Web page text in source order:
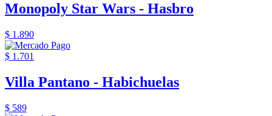
Monopoly Star Wars - Hasbro
$ 1.890
$ 1.701
Villa Pantano - Habichuelas
$ 589